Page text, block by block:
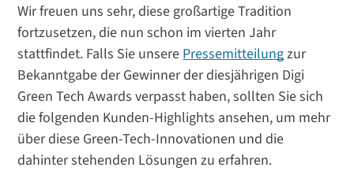
Wir freuen uns sehr, diese großartige Tradition
fortzusetzen, die nun schon im vierten Jahr
stattfindet. Falls Sie unsere Pressemitteilungzur
Bekanntgabe der Gewinner der diesjährigen Digi
Green Tech Awards verpasst haben, sollten Sie sich
die folgenden Kunden-Highlights ansehen, um mehr
über diese Green-Tech-Innovationen und die
dahinter stehenden Lösungen zu erfahren.